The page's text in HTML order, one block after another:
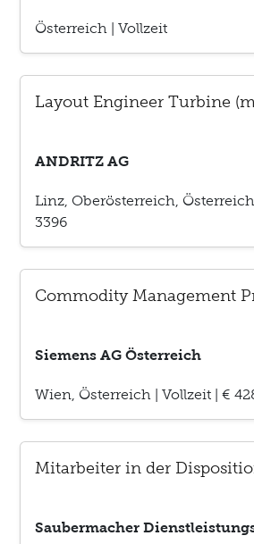
Österreich | Vollzeit
Layout Engineer Turbine
ANDRITZ AG
Linz, Oberösterreich, Österreich
3396
Commodity Management
Siemens AG Österreich
Wien, Österreich | Vollzeit | €
Mitarbeiter in der
Saubermacher